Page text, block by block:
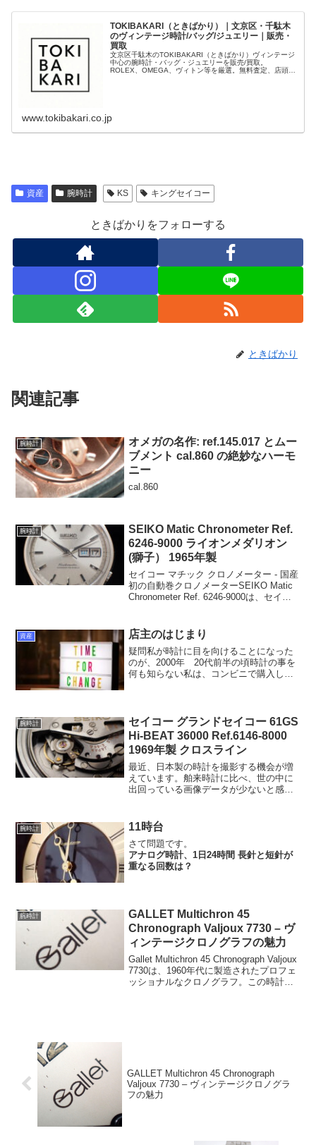
TOKIBAKARI（ときばかり）｜文京区・千駄木
のヴィンテージ時計/バッグ/ジュエリー｜販売・
買取
文京区千駄木のTOKIBAKARI（ときばかり）ヴィンテージ
中心の腕時計・バッグ・ジュエリーを販売/買取。
ROLEX、OMEGA、ヴィトン等を厳選。無料査定、店頭/
www.tokibakari.co.jp
資産 腕時計 KS キングセイコー
ときばかりをフォローする
ときばかり
関連記事
腕時計
オメガの名作: ref.145.017 とムー
ブメント cal.860 の絶妙なハーモ
ニー
cal.860
腕時計
SEIKO Matic Chronometer Ref.
6246-9000 ライオンメダリオン
(獅子） 1965年製
セイコー マチック クロノメーター - 国産
初の自動巻クロノメーターSEIKO Matic
Chronometer Ref. 6246-9000は、セイコ
クロノメーター...
資産 店主のはじまり
疑問私が時計に目を向けることになった
のが、2000年 20代前半の頃時計の事を
何も知らない私は、コンビニで購入した
なみに、最初に購入...
腕時計
セイコー グランドセイコー 61GS
Hi-BEAT 36000 Ref.6146-8000
1969年製 クロスライン
最近、日本製の時計を撮影する機会が増
えています。舶来時計に比べ、世の中に
出回っている画像データが少ないと感じ
特にSEIKOの時計は、この数年で非常に
人気が高まっていると...
腕時計 11時台
さて問題です。
アナログ時計、1日24時間 長針と短針が
重なる回数は？
腕時計
GALLET Multichron 45
Chronograph Valjoux 7730 – ヴ
ィンテージクロノグラフの魅力
Gallet Multichron 45 Chronograph Valjoux
7730は、1960年代に製造されたプロフェ
ッショナルなクロノグラフ。この時計
GALLET Multichron 45 Chronograph
Valjoux 7730 – ヴィンテージクロノグラ
フの魅力